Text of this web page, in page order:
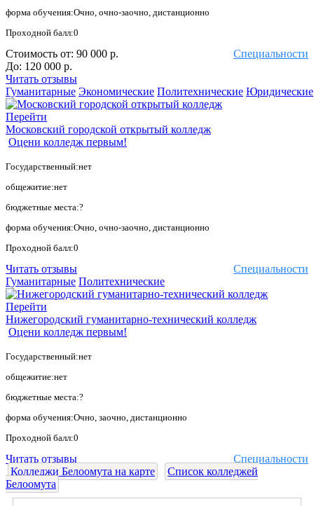
форма обучения:Очно, очно-заочно, дистанционно
Проходной балл:0
Специальности
Стоимость от: 90 000 р.
До: 120 000 р.
Читать отзывы
Гуманитарные Экономические Политехнические Юридические
Перейти
Московский городской открытый колледж
Оцени колледж первым!
Государственный:нет
общежитие:нет
бюджетные места:?
форма обучения:Очно, очно-заочно, дистанционно
Проходной балл:0
Специальности
Читать отзывы
Гуманитарные Политехнические
Перейти
Нижегородский гуманитарно-технический колледж
Оцени колледж первым!
Государственный:нет
общежитие:нет
бюджетные места:?
форма обучения:Очно, заочно, дистанционно
Проходной балл:0
Специальности
Читать отзывы
Колледжи Белоомута на карте
Список колледжей
Белоомута